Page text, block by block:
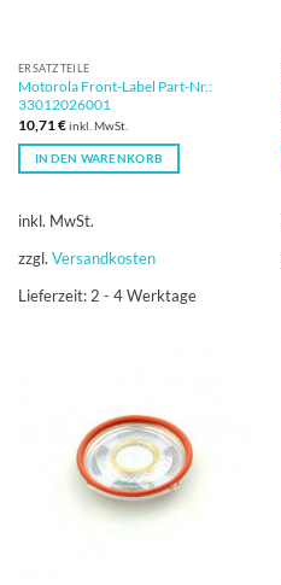
ERSATZTEILE
Motorola Front-Label Part-Nr.:
33012026001
10,71 €inkl. MwSt.
IN DEN WARENKORB
inkl. MwSt.
zzgl. Versandkosten
Lieferzeit: 2 - 4 Werktage